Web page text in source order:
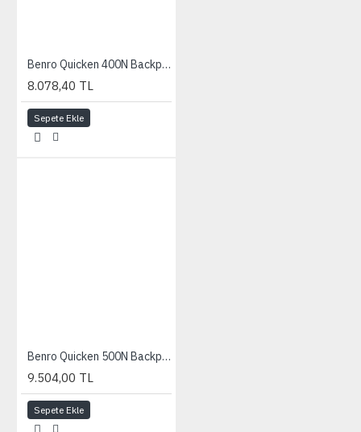
Benro Quicken 400N Backpack Blue
8.078,40 TL
Sepete Ekle
Benro Quicken 500N Backpack Blue
9.504,00 TL
Sepete Ekle